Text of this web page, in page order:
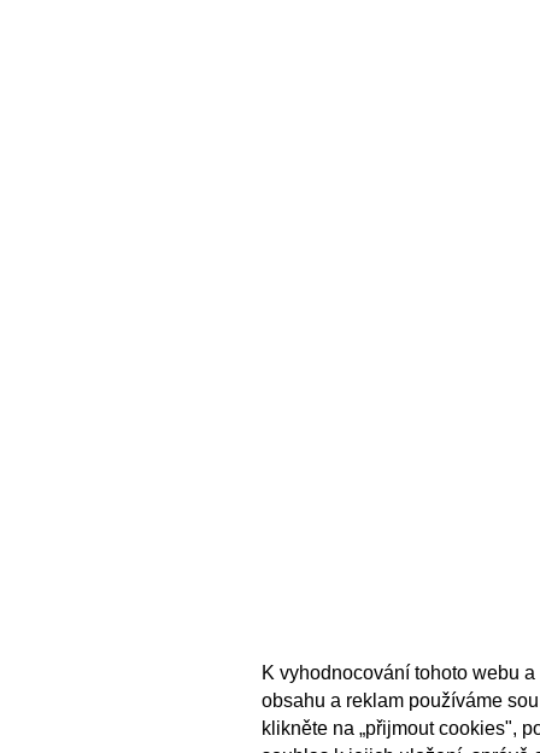
K vyhodnocování tohoto webu
obsahu a reklam používáme
klikněte na „přijmout cookies",